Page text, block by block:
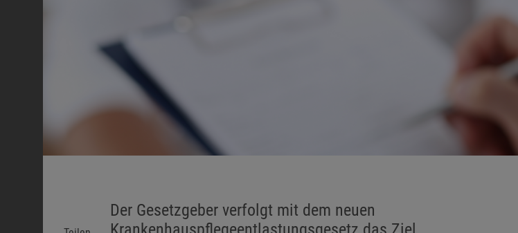
Der Gesetzgeber verfolgt mit dem neuen